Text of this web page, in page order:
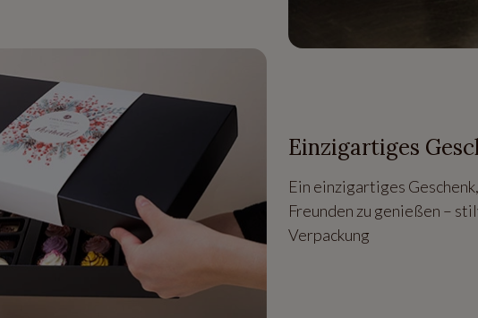
Einzigartiges
Ein einzigartiges
Freunden zu genießen –
Verpackung